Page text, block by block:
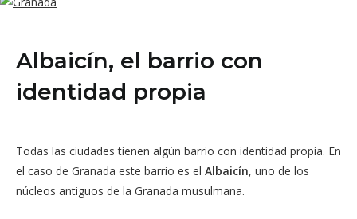
Albaicín, el barrio con
identidad propia
Todas las ciudades tienen algún barrio con identidad propia. En
el caso de Granada este barrio es el Albaicín, uno de los
núcleos antiguos de la Granada musulmana.